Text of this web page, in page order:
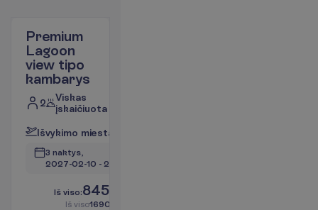
Premium
Lagoon
view tipo
kambarys
2
Viskas
įskaičiuota
Išvykimo miesta
3 naktys,
2027-02-10 - 2027-02-13
Iš viso:845.00
Iš viso1690.00